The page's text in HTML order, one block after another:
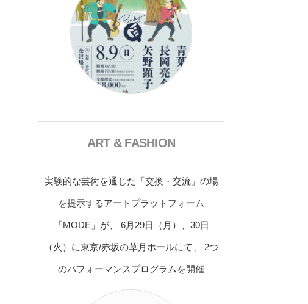
ART & FASHION
実験的な芸術を通じた「交換・交流」の場
を提示するアートプラットフォーム
「MODE」が、 6月29日（月）、30日
（火）に東京/赤坂の草月ホールにて、 2つ
のパフォーマンスプログラムを開催